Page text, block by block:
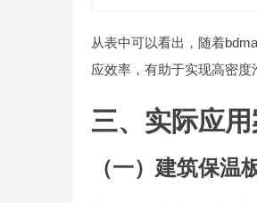
从表中可以看出，随着
应效率，有助于实现高密度
三、实际应用
（一）建筑保温